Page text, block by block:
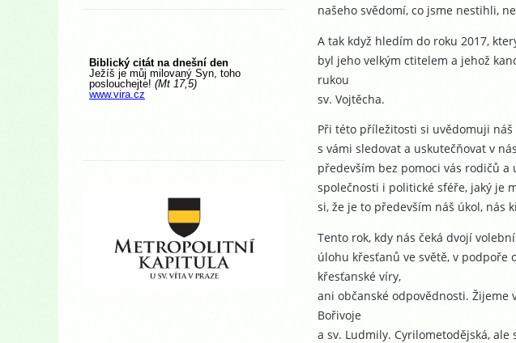
našeho svědomí, co jsme nestihli,
A tak když hledím do roku 2017,
byl jeho velkým ctitelem a jehož
rukou
sv. Vojtěcha.
Při této příležitosti si uvědomuji náš
s vámi sledovat a uskutečňovat v
především bez pomoci vás rodičů
společnosti i politické sféře, jaký je
si, že je to především náš úkol, nás
Tento rok, kdy nás čeká dvojí
úlohu křesťanů ve světě, v podpoře
křesťanské víry,
ani občanské odpovědnosti.
Bořivoje
a sv. Ludmily. Cyrilometodějská,